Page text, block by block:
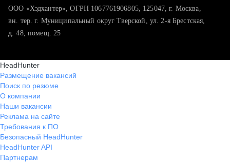
ООО «Хэдхантер», ОГРН 1067761906805, 125047, г. Москва,
вн. тер. г. Муниципальный округ Тверской, ул. 2-я Брестская,
д. 48, помещ. 25
HeadHunter
Размещение вакансий
Поиск по резюме
О компании
Наши вакансии
Реклама на сайте
Требования к ПО
Безопасный HeadHunter
HeadHunter API
Партнерам